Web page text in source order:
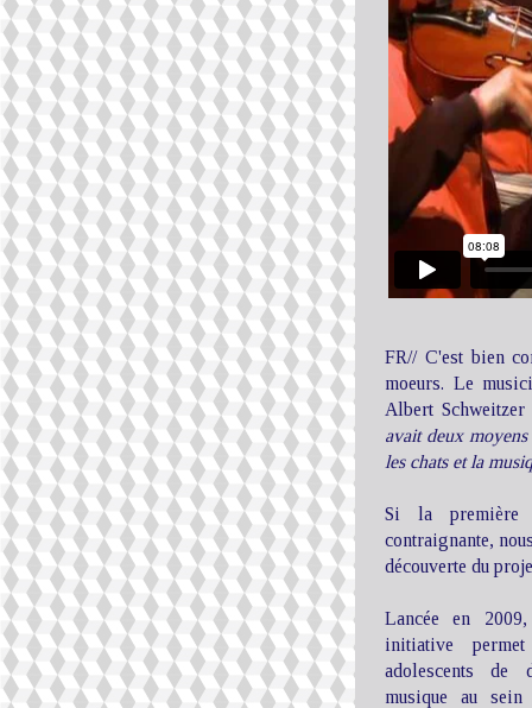
FR// C'est bien
moeurs. Le
Albert
avait deux
les chats et la
Si la première
contraignante,
découverte du
Lancée en
initiative
adolescents de
musique au